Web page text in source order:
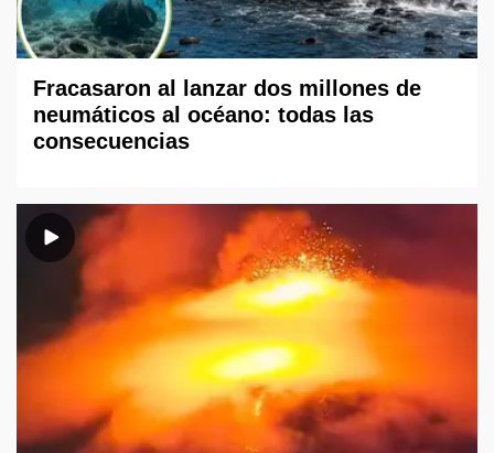
Fracasaron al lanzar dos millones de
neumáticos al océano: todas las
consecuencias